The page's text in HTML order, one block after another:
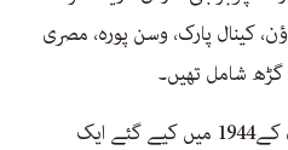
کینال پارک، وسن پورہ، مصری
گڑھ شامل تھیں۔
پنجاب حکومت کے محکمہ مال کے1944 میں کیے گئے ایک